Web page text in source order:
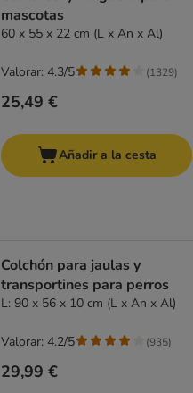
mascotas
60 x 55 x 22 cm (L x An x Al)
25,49 €
Valorar: 4.3/5 (1329)
Añadir a la cesta
Colchón para jaulas y
transportines para perros
L: 90 x 56 x 10 cm (L x An x Al)
29,99 €
Valorar: 4.2/5 (935)